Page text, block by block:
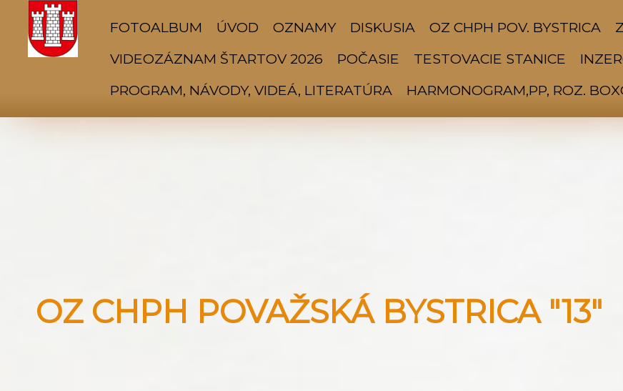
FOTOALBUM ÚVOD OZNAMY DISKUSIA OZ CHPH POV. BYSTRICA
VIDEOZÁZNAM ŠTARTOV 2026
POČASIE TESTOVACIE STANICE
PROGRAM, NÁVODY, VIDEÁ, LITERATÚRA
HARMONOGRAM,PP, ROZ.
OZ CHPH POVAŽSKÁ BYSTRICA "13"